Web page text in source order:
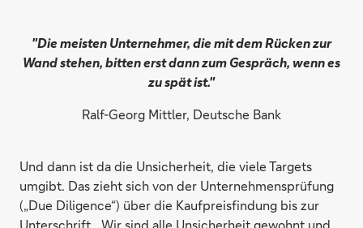
"Die meisten Unternehmer, die mit dem Rücken zur
Wand stehen, bitten erst dann zum Gespräch, wenn es
zu spät ist."
Ralf-Georg Mittler, Deutsche Bank
Und dann ist da die Unsicherheit, die viele Targets
umgibt. Das zieht sich von der Unternehmensprüfung
(„Due Diligence“) über die Kaufpreisfindung bis zur
Unterschrift. „Wir sind alle Unsicherheit gewohnt und